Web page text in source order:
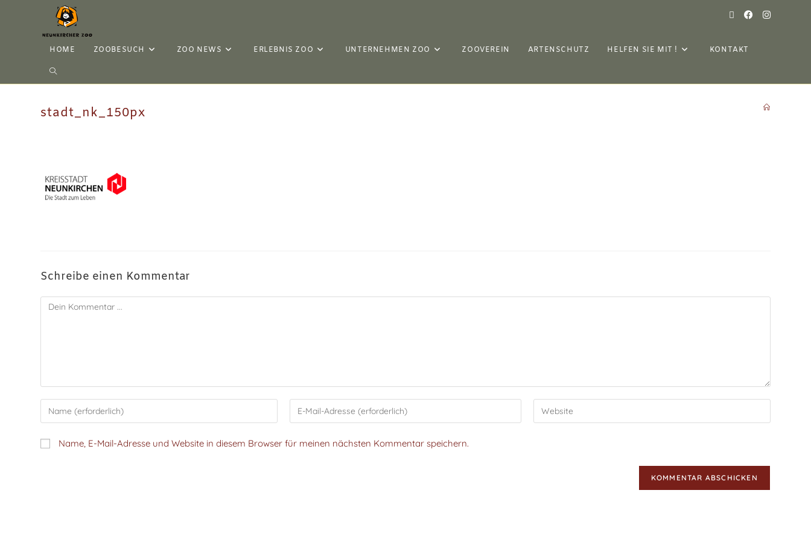
HOME ZOOBESUCH ZOO NEWS ERLEBNIS ZOO UNTERNEHMEN ZOO ZOOVEREIN ARTENSCHUTZ HELFEN SIE MIT ! KONTAKT
stadt_nk_150px
Schreibe einen Kommentar
Name, E-Mail-Adresse und Website in diesem Browser für meinen nächsten Kommentar speichern.